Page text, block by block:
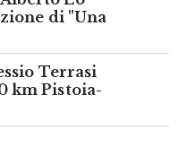
Lo
di "Una
Terrasi
km Pistoia-